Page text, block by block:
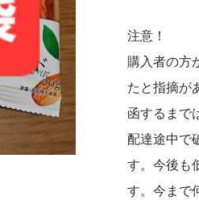
注意！
購入者の方
たと指摘が
函するまで
配達途中で
す。今後も
す。今まで